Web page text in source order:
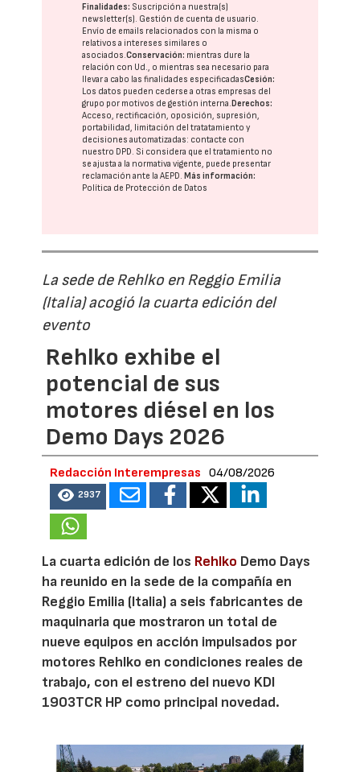
Finalidades: Suscripción a nuestra(s)
newsletter(s). Gestión de cuenta de usuario.
Envío de emails relacionados con la misma o
relativos a intereses similares o
asociados.Conservación: mientras dure la
relación con Ud., o mientras sea necesario para
llevar a cabo las finalidades especificadasCesión:
Los datos pueden cederse a otras empresas del
grupo por motivos de gestión interna. Derechos:
Acceso, rectificación, oposición, supresión,
portabilidad, limitación del tratatamiento y
decisiones automatizadas: contacte con
nuestro DPD. Si considera que el tratamiento no
se ajusta a la normativa vigente, puede presentar
reclamación ante laAEPD. Más información:
Política de Protección de Datos
La sede de Rehlko en Reggio Emilia
(Italia) acogió la cuarta edición del
evento
Rehlko exhibe el
potencial de sus
motores diésel en los
Demo Days 2026
Redacción Interempresas 04/08/2026
2937
La cuarta edición de los Rehlko Demo Days
ha reunido en la sede de la compañía en
Reggio Emilia (Italia) a seis fabricantes de
maquinaria que mostraron un total de
nueve equipos en acción impulsados por
motores Rehlko en condiciones reales de
trabajo, con el estreno del nuevo KDI
1903TCR HP como principal novedad.